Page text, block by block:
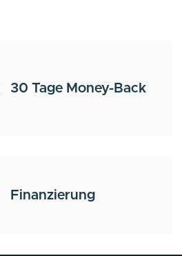
30 Tage Money-Back
Finanzierung